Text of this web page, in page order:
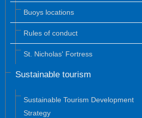
Buoys locations
Rules of conduct
St. Nicholas' Fortress
Sustainable tourism
Sustainable Tourism Development
Strategy